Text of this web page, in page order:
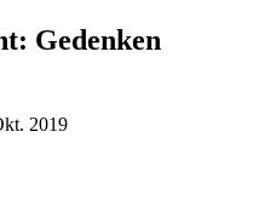
Gedenken
2019